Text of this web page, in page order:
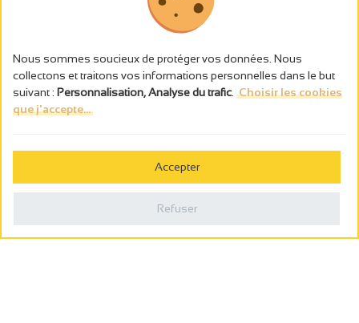
L’abus d’alcool est dangereux pour la santé, à consommer avec
Politique de confidentialité
Nous sommes soucieux de protéger vos données. Nous
collectons et traitons vos informations personnelles dans le but
suivant : Personnalisation, Analyse du trafic Choisir les cookies
que j'accepte...
Accepter
Refuser